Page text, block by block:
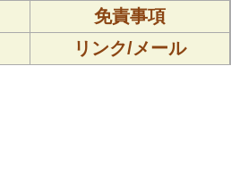
免責事項
リンク/メール